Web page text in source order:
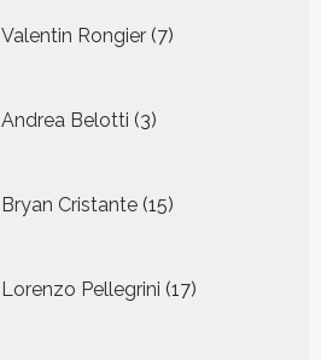
Valentin Rongier 7
producten
Andrea Belotti 3
producten
Bryan Cristante 15
producten
Lorenzo Pellegrini 17
producten